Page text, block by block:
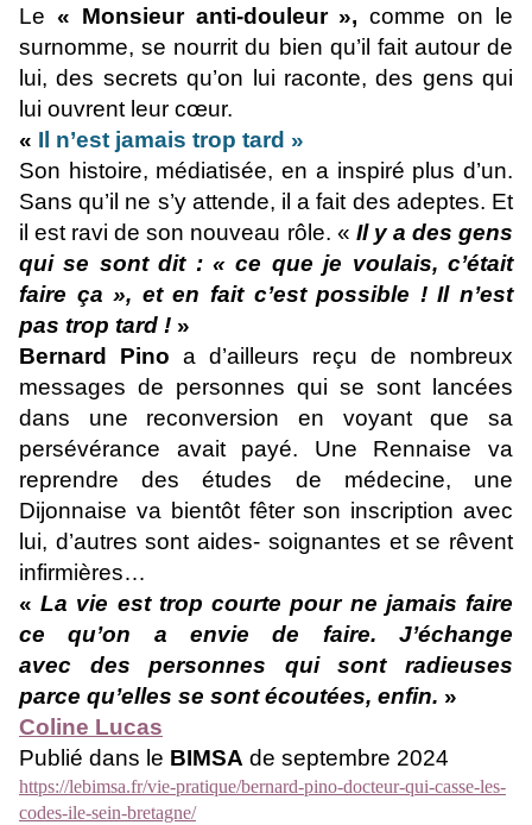
Le « Monsieur anti-douleur », comme on le
surnomme, se nourrit du bien qu’il fait autour de
lui, des secrets qu’on lui raconte, des gens qui
lui ouvrent leur cœur.
« Il n’est jamais trop tard »
Son histoire, médiatisée, en a inspiré plus d’un.
Sans qu’il ne s’y attende, il a fait des adeptes. Et
il est ravi de son nouveau rôle. « Il y a des gens
qui se sont dit : « ce que je voulais, c’était
faire ça », et en fait c’est possible ! Il n’est
pas trop tard ! »
Bernard Pino a d’ailleurs reçu de nombreux
messages de personnes qui se sont lancées
dans une reconversion en voyant que sa
persévérance avait payé. Une Rennaise va
reprendre des études de médecine, une
Dijonnaise va bientôt fêter son inscription avec
lui, d’autres sont aides- soignantes et se rêvent
infirmières…
«La vie est trop courte pour ne jamais faire
ce qu’on a envie de faire. J’échange
avec
des personnes qui sont radieuses
parce qu’elles se sont écoutées, enfin. »
Coline Lucas
Publié dans le BIMSA de septembre 2024
https://lebimsa.fr/vie-pratique/bernard-pino-docteur-qui-casse-les-
codes-ile-sein-bretagne/